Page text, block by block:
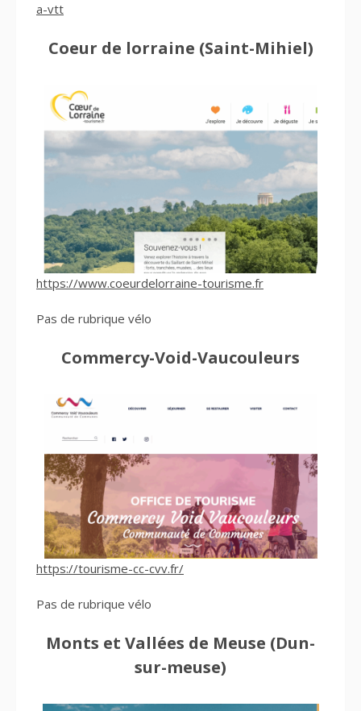
a-vtt
Coeur de lorraine (Saint-Mihiel)
https://www.coeurdelorraine-tourisme.fr
Pas de rubrique vélo
Commercy-Void-Vaucouleurs
https://tourisme-cc-cvv.fr/
Pas de rubrique vélo
Monts et Vallées de Meuse (Dun-
sur-meuse)